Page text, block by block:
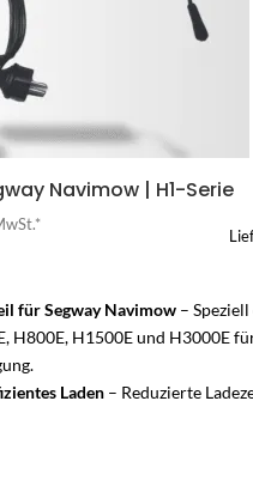
Navimow | H1-Serie
für Segway Navimow –
H800E, H1500E und H3000E
Laden – Reduzierte